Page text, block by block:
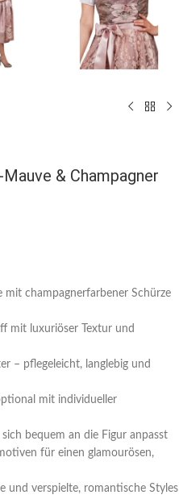
& Champagner
champagnerfarbener Schürze
mit luxuriöser Textur und
– pflegeleicht, langlebig und
mit individueller
bequem an die Figur anpasst
für einen glamourösen,
und verspielte, romantische Styles